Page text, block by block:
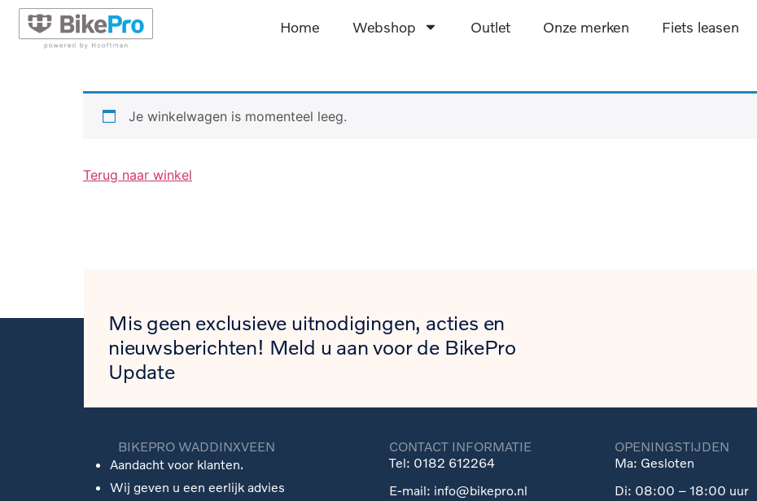
inhoud
Home Webshop Outlet Onze merken Fiets leasen
Je winkelwagen is momenteel leeg.
Terug naar winkel
Mis geen exclusieve uitnodigingen, acties en
nieuwsberichten! Meld u aan voor de BikePro
Update
BIKEPRO WADDINXVEEN
Aandacht voor klanten.
Wij geven u een eerlijk advies
CONTACT INFORMATIE
Tel: 0182 612264
E-mail: info@bikepro.nl
OPENINGSTIJDEN
Ma: Gesloten
Di: 08:00 – 18:00 uur